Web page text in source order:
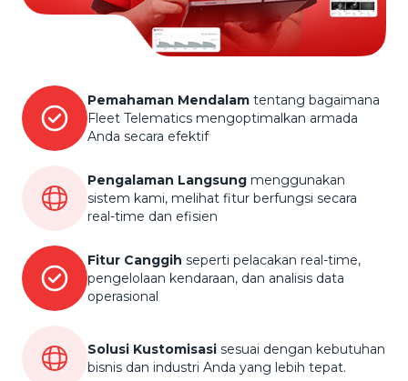
Pemahaman Mendalam tentang bagaimana
Fleet Telematics mengoptimalkan armada
Anda secara efektif
Pengalaman Langsung menggunakan
sistem kami, melihat fitur berfungsi secara
real-time dan efisien
Fitur Canggih seperti pelacakan real-time,
pengelolaan kendaraan, dan analisis data
operasional
Solusi Kustomisasi sesuai dengan kebutuhan
bisnis dan industri Anda yang lebih tepat.